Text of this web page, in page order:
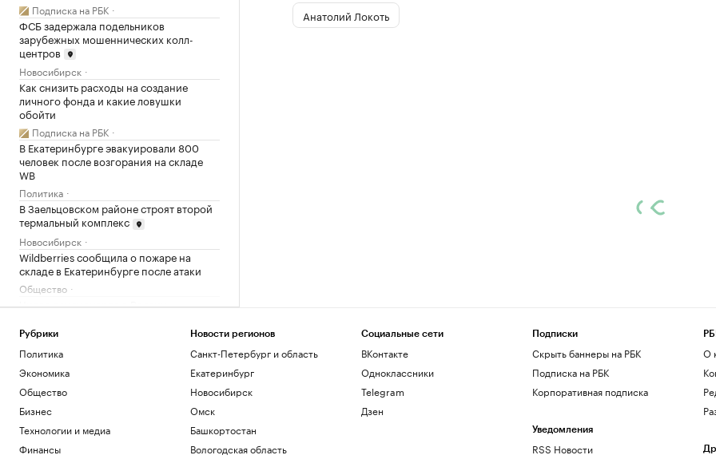
Подписка на РБК
ФСБ задержала подельников
зарубежных мошеннических колл-
центров
Новосибирск
Как снизить расходы на создание
личного фонда и какие ловушки
обойти
Подписка на РБК
В Екатеринбурге эвакуировали 800
человек после возгорания на складе
WB
Политика
В Заельцовском районе строят второй
термальный комплекс
Новосибирск
Wildberries сообщила о пожаре на
складе в Екатеринбурге после атаки
Общество
Число пенсионеров в России
Общество
На въезде в Новосибирск ограничат
«Защита от стресса» с доходностью от
40%: куда вложить дивиденды
Подписка на РБК
Соглашение о партнерстве ЕАЭС и ОАЭ
Анатолий Локоть
Рубрики
Политика
Экономика
Общество
Бизнес
Технологии и медиа
Финансы
Новости регионов
Санкт-Петербург и область
Екатеринбург
Новосибирск
Омск
Башкортостан
Вологодская область
Социальные сети
ВКонтакте
Одноклассники
Telegram
Дзен
Подписки
Скрыть баннеры на РБК
Подписка на РБК
Корпоративная подписка
Уведомления
RSS Новости
О